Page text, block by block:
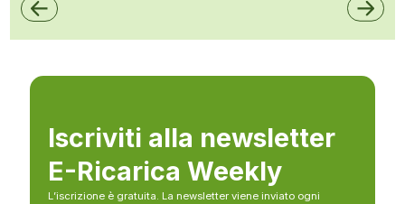
Iscriviti alla newsletter
E-Ricarica Weekly
L’iscrizione è gratuita. La newsletter viene inviato ogni